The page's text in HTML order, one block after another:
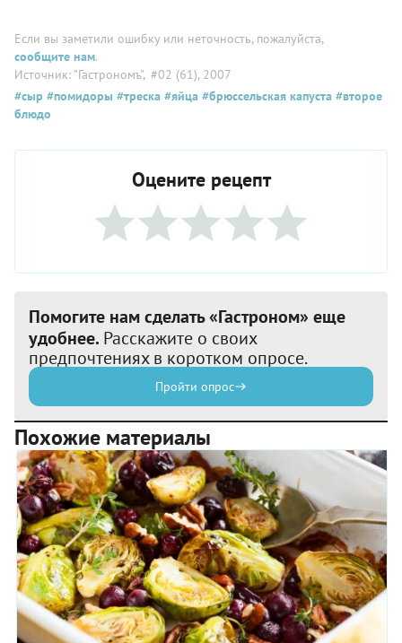
Если вы заметили ошибку или неточность, пожалуйста,
сообщите нам.
Источник: "Гастрономъ", #02 (61), 2007
#сыр #помидоры #треска #яйца #брюссельская капуста #второе
блюдо
Оцените рецепт
Помогите нам сделать «Гастроном» еще
удобнее. Расскажите о своих
предпочтениях в коротком опросе.
Пройти опрос
Похожие материалы